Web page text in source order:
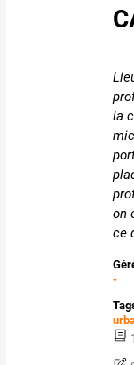
la
on
ce
-